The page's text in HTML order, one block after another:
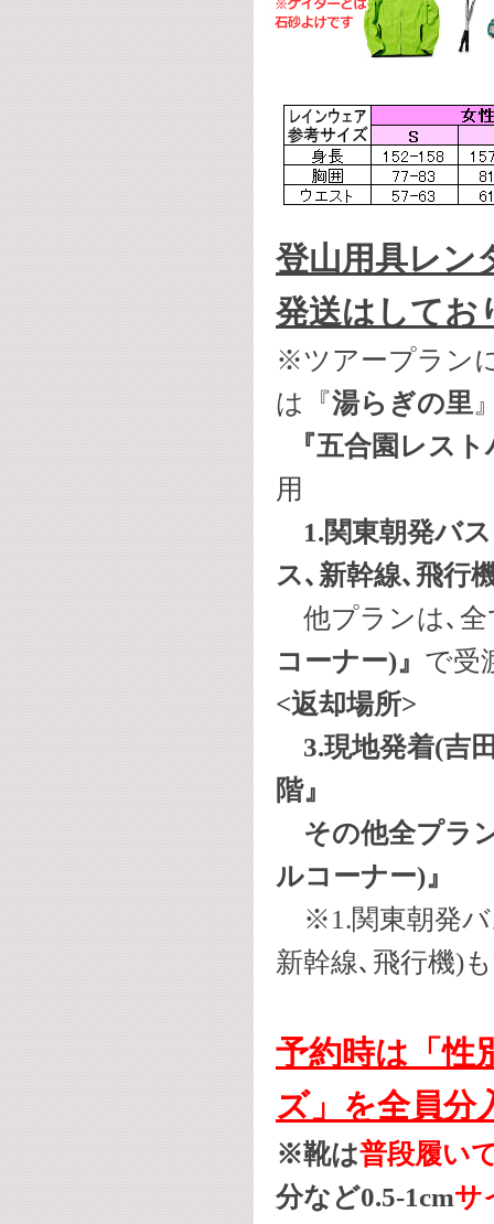
登山用具レン
発送はしてお
※ツアープラン
は『湯らぎの里
『五合園レス
用
1.関東朝発バ
ス､新幹線､飛行
他プランは､全
コーナー)』 で受
<返却場所>
3.現地発着(吉
階』
その他全プラ
ルコーナー)』
※1.関東朝発バ
新幹線､飛行機)
予約時は 「
ズ」 を全員分
※靴は普段履い
分など0.5-1cmサ